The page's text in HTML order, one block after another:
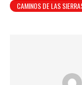
CAMINOS DE LAS